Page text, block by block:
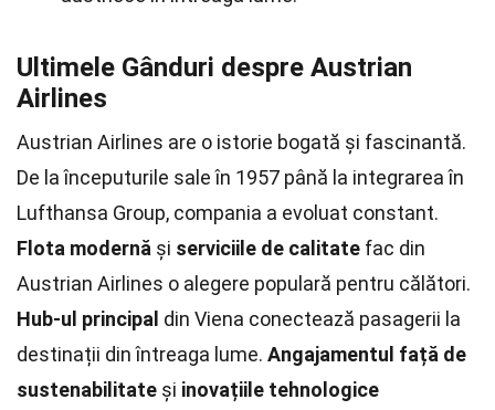
Ultimele Gânduri despre Austrian
Airlines
Austrian Airlines are o istorie bogată și fascinantă.
De la începuturile sale în 1957 până la integrarea în
Lufthansa Group, compania a evoluat constant.
Flota modernă și serviciile de calitate fac din
Austrian Airlines o alegere populară pentru călători.
Hub-ul principal din Viena conectează pasagerii la
destinații din întreaga lume. Angajamentul față de
sustenabilitate și inovațiile tehnologice